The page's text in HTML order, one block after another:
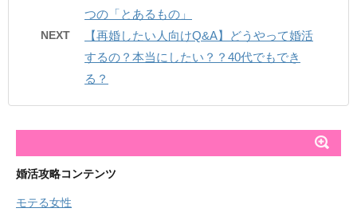
つの「とあるもの」
NEXT
【再婚したい人向けQ&A】どうやって婚活
するの？本当にしたい？？40代でもでき
る？
婚活攻略コンテンツ
モテる女性